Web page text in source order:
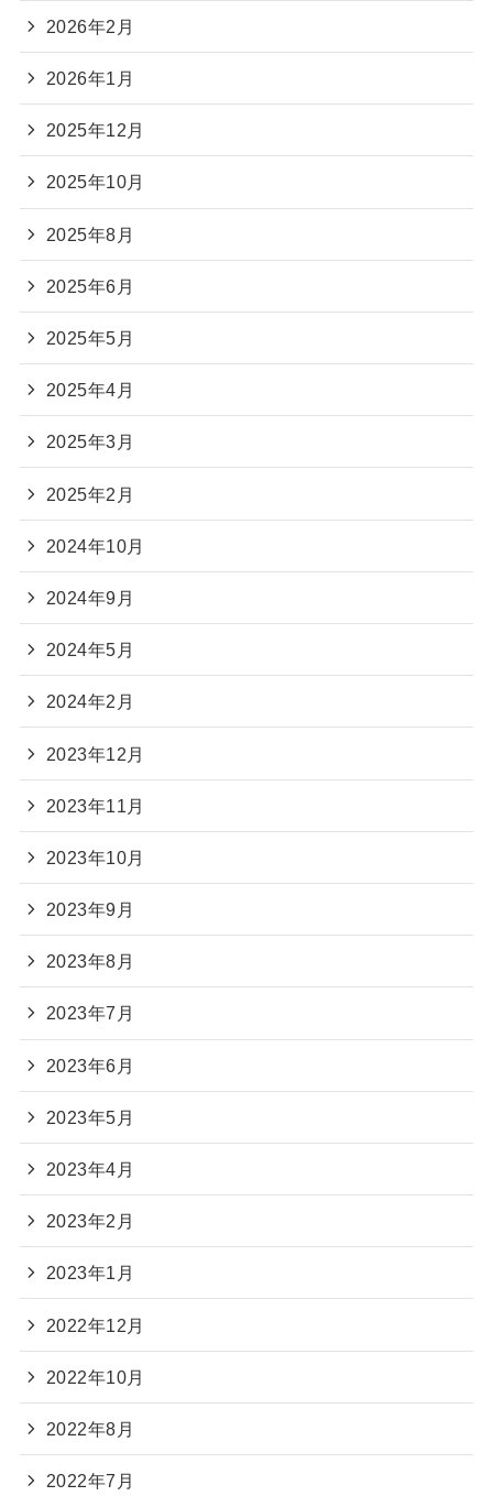
2026年2月
2026年1月
2025年12月
2025年10月
2025年8月
2025年6月
2025年5月
2025年4月
2025年3月
2025年2月
2024年10月
2024年9月
2024年5月
2024年2月
2023年12月
2023年11月
2023年10月
2023年9月
2023年8月
2023年7月
2023年6月
2023年5月
2023年4月
2023年2月
2023年1月
2022年12月
2022年10月
2022年8月
2022年7月